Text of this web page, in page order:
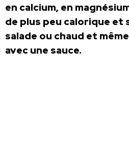
en calcium, en
de plus peu calorique et
salade ou chaud et
avec une sauce.